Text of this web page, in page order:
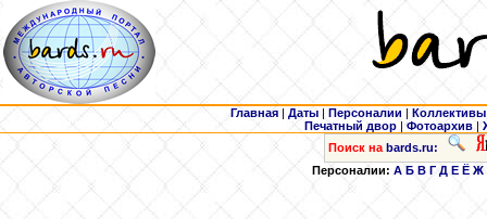
Главная | Даты | Персоналии | Коллективы
Печатный двор |Фотоархив |
Поиск на bards.ru:
Персоналии: А Б В Г Д Е Ё Ж